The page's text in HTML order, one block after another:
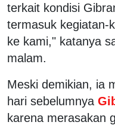
terkait kondisi
termasuk kegiatan-
ke kami," katanya
malam.
Meski demikian, ia
hari sebelumnya
karena merasakan